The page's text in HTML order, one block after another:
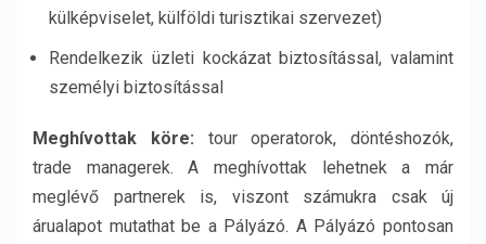
külképviselet, külföldi turisztikai szervezet)
Rendelkezik üzleti kockázat biztosítással, valamint
személyi biztosítással
Meghívottak köre: tour operatorok, döntéshozók,
trade managerek. A meghívottak lehetnek a már
meglévő partnerek is, viszont számukra csak új
árualapot mutathat be a Pályázó. A Pályázó pontosan